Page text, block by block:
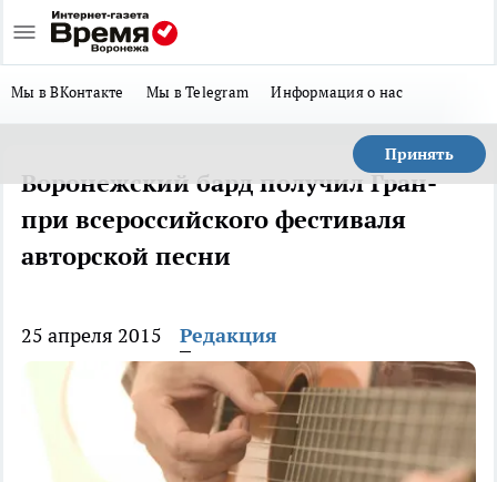
Мы в ВКонтакте Мы в Telegram Информация о нас
Принять
Воронежский бард получил Гран-
при всероссийского фестиваля
авторской песни
25 апреля 2015 Редакция